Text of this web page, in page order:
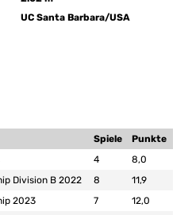
UC Santa Barbara/USA
Spiele
Punkte
4
8,0
Division B 2022
8
11,9
2023
7
12,0